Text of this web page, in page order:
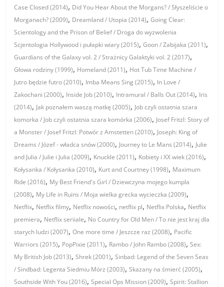
Case Closed (2014), Did You Hear About the Morgans? / Słyszeliście o
Morganach? (2009), Dreamland / Utopia (2014),Going Clear:
Scientology and the Prison of Belief / Droga do wyzwolenia
Scjentologia Hollywood i pułapki wiary (2015),Goon / Zabijaka (2011),
Guardians of the Galaxy vol. 2 / Strażnicy Galaktyki vol. 2 (2017),
Głowa rodziny (1999), Homeland (2011), Hot Tub Time Machine /
Jutro będzie futro (2010), Imba Means Sing (2015), In Love /
Zakochani (2000), Inside Job (2010), Intramural / Balls Out (2014), Iris
(2014), Jak poznałem waszą matkę (2005), Job czyli ostatnia szara
komorka / Job czyli ostatnia szara komórka (2006), Josef Fritzl: Story of
a Monster / Josef Fritzl: Potwór z Amstetten (2010), Joseph: King of
Dreams / Józef - władca snów (2000), Journey to Le Mans (2014), Julie
and Julia / Julie i Julia (2009), Knuckle (2011), Kobiety i XX wiek (2016),
Kołysanka / Kołysanka (2010), Kurt and Courtney (1998), Maximum
Ride (2016), My Best Friend's Girl / Dziewczyna mojego kumpla
(2008), My Life in Ruins / Moja wielka grecka wycieczka (2009),
Netflix, Netflix filmy, Netflix nowości, netflix pl, Netflix Polska, Netflix
premiera, Netflix seriiale, No Country for Old Men / To nie jest kraj dla
starych ludzi (2007),One more time / Jeszcze raz (2008), Pacific
Warriors (2015), PopPixie (2011), Rambo / John Rambo (2008),Sex:
My British Job (2013),Shrek (2001),Sinbad: Legend of the Seven Seas
/ Sindbad: Legenta Siedmiu Mórz (2003),Skazany na śmierć (2005),
Southside With You (2016),Special Ops Mission (2009),Spirit: Stallion